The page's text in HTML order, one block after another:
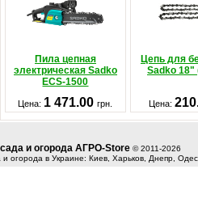
Пила цепная
электрическая Sadko
ECS-1500
Цепь для
Sadko
Цена: 1 471.00грн. Цена:
и огорода АГРО-Store © 2011-2026
огорода в Украине: Киев, Харьков, Днепр,